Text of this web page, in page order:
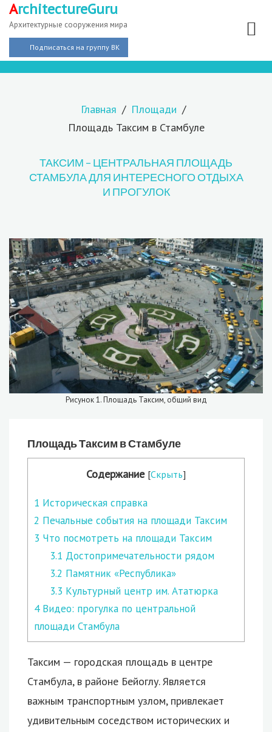
ArchitectureGuru
Архитектурные сооружения мира
Подписаться на группу ВК
Главная
Площади
Площадь Таксим в Стамбуле
ТАКСИМ – ЦЕНТРАЛЬНАЯ ПЛОЩАДЬ
СТАМБУЛА ДЛЯ ИНТЕРЕСНОГО ОТДЫХА
И ПРОГУЛОК
Рисунок 1. Площадь Таксим, общий вид
Площадь Таксим в Стамбуле
Содержание [Скрыть]
1 Историческая справка
2 Печальные события на площади Таксим
3 Что посмотреть на площади Таксим
3.1 Достопримечательности рядом
3.2 Памятник «Республика»
3.3 Культурный центр им. Ататюрка
4Видео: прогулка по центральной
площади Стамбула
Таксим — городская площадь в центре
Стамбула, в районе Бейоглу. Является
важным транспортным узлом, привлекает
удивительным соседством исторических и